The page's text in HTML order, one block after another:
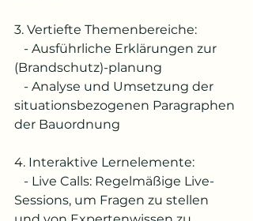
3. Vertiefte Themenbereiche:
- Ausführliche Erklärungen zur
(Brandschutz)-planung
- Analyse und Umsetzung der
situationsbezogenen Paragraphen
der Bauordnung
4. Interaktive Lernelemente:
- Live Calls: Regelmäßige Live-
Sessions, um Fragen zu stellen